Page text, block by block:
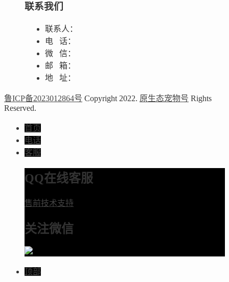
联系我们
联系人：
电 话：
微 信：
邮 箱：
地 址：
鲁ICP备2023012864号 Copyright 2022. 原生态宠物号 Rights
Reserved.
首页
电话
客服
QQ在线客服
售前技术支持
关注微信
顶部